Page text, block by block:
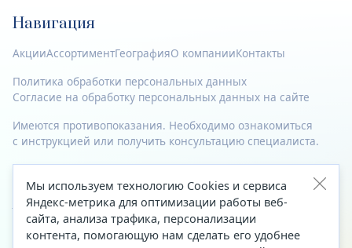
Навигация
АкцииАссортиментГеографияО компанииКонтакты
Политика обработки персональных данных
Согласие на обработку персональных данных на сайте
Имеются противопоказания. Необходимо ознакомиться
с инструкцией или получить консультацию специалиста.
© 2023—2026 Все права защищены.
Адрес
Архангельск, ул. Папанина, д. 19 (вход в здание со стороны
Мы используем технологию Cookies и сервиса
Яндекс-метрика для оптимизации работы веб-
сайта, анализа трафика, персонализации
контента, помогающую нам сделать его удобнее